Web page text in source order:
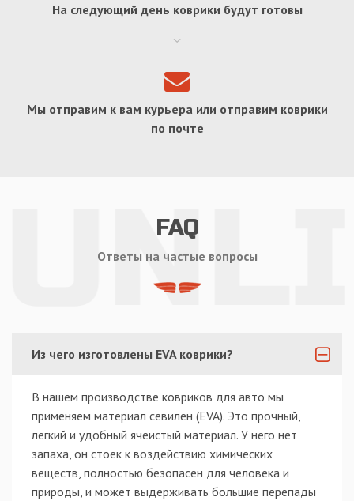
На следующий день коврики будут готовы
Мы отправим к вам курьера или отправим коврики
по почте
FAQ
Ответы на частые вопросы
Из чего изготовлены EVA коврики?
В нашем производстве ковриков для авто мы
применяем материал севилен (EVA). Это прочный,
легкий и удобный ячеистый материал. У него нет
запаха, он стоек к воздействию химических
веществ, полностью безопасен для человека и
природы, и может выдерживать большие перепады